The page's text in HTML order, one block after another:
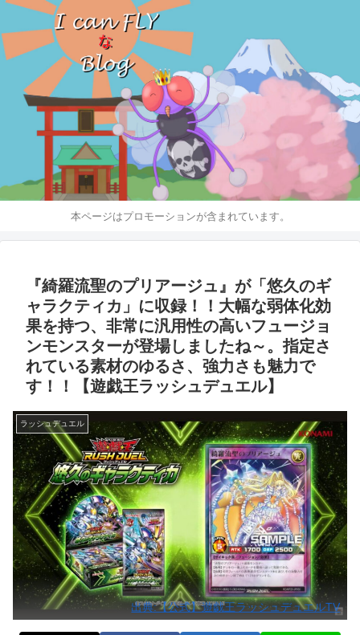
本ページはプロモーションが含まれています。
『綺羅流聖のプリアージュ』が「悠久のギ
ャラクティカ」に収録！！大幅な弱体化効
果を持つ、非常に汎用性の高いフュージョ
ンモンスターが登場しましたね～。指定さ
れている素材のゆるさ、強力さも魅力で
す！！【遊戯王ラッシュデュエル】
ラッシュデュエル
出典:【公式】遊戯王ラッシュデュエルTV